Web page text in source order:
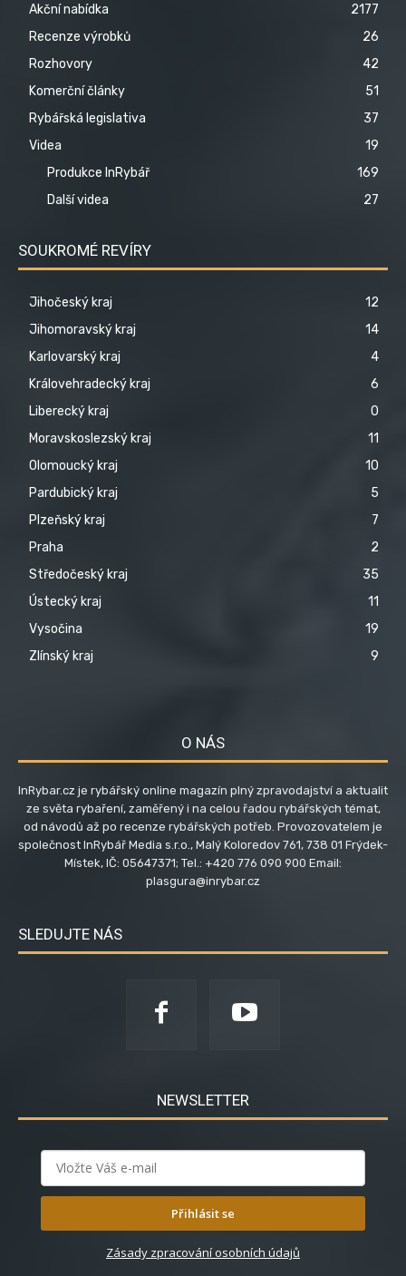
Akční nabídka
2177
Recenze výrobků
26
Rozhovory
42
Komerční články
51
Rybářská legislativa
37
Videa
19
Produkce InRybář
169
Další videa
27
SOUKROMÉ REVÍRY
Jihočeský kraj
12
Jihomoravský kraj
14
Karlovarský kraj
4
Královehradecký kraj
6
Liberecký kraj
0
Moravskoslezský kraj
11
Olomoucký kraj
10
Pardubický kraj
5
Plzeňský kraj
7
Praha
2
Středočeský kraj
35
Ústecký kraj
11
Vysočina
19
Zlínský kraj
9
O NÁS
InRybar.cz je rybářský online magazín plný zpravodajství a aktualit
ze světa rybaření, zaměřený i na celou řadou rybářských témat,
od návodů až po recenze rybářských potřeb. Provozovatelem je
společnost InRybář Media s.r.o., Malý Koloredov 761, 738 01 Frýdek-
Místek, IČ: 05647371; Tel.: +420 776 090 900 Email:
plasgura@inrybar.cz
SLEDUJTE NÁS
NEWSLETTER
Přihlásit se
Zásady zpracování osobních údajů